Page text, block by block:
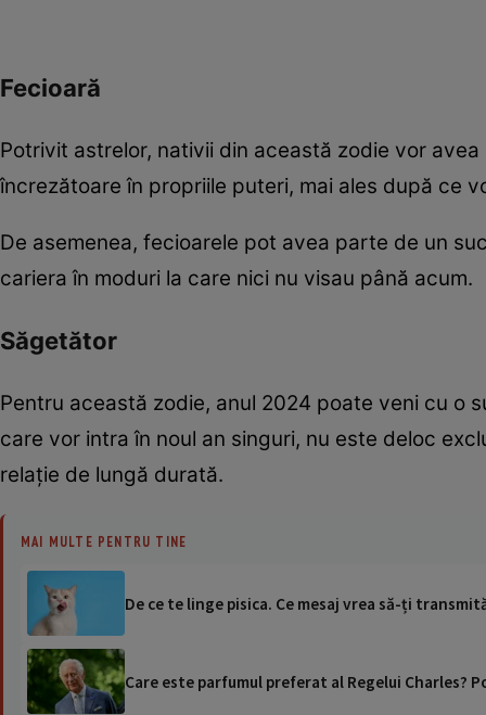
Fecioară
Potrivit astrelor, nativii din această zodie vor
încrezătoare în propriile puteri, mai ales după ce
De asemenea, fecioarele pot avea parte de un
cariera în moduri la care nici nu visau până acum.
Săgetător
Pentru această zodie, anul 2024 poate veni cu o
care vor intra în noul an singuri, nu este deloc
relație de lungă durată.
MAI MULTE PENTRU TINE
De ce te linge pisica. Ce mesaj vrea să-ți
Care este parfumul preferat al Regelui Charles?